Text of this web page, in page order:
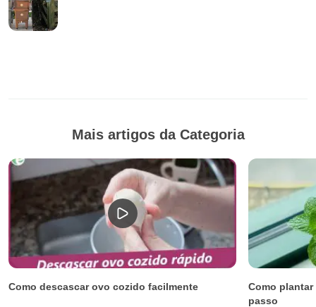
Mais artigos da Categoria
Como descascar ovo cozido facilmente
Como
passo